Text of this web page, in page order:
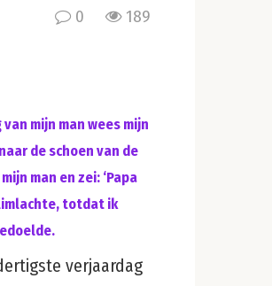
0
189
mijn man wees mijn
de schoen van de
man en zei: ‘Papa
totdat ik
verjaardag